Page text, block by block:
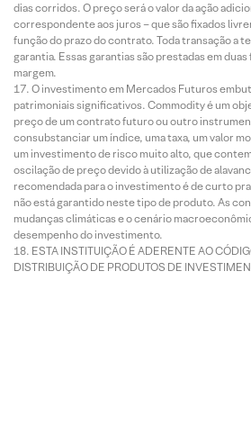
dias corridos. O preço será o valor da ação
correspondente aos juros – que são fixados
função do prazo do contrato. Toda transação a
garantia. Essas garantias são prestadas em
margem.
O investimento em Mercados Futuros
patrimoniais significativos. Commodity é um
preço de um contrato futuro ou outro
consubstanciar um índice, uma taxa, um valor
um investimento de risco muito alto, que
oscilação de preço devido à utilização de
recomendada para o investimento é de curto
não está garantido neste tipo de produto. As
mudanças climáticas e o cenário
desempenho do investimento.
ESTA INSTITUIÇÃO É ADERENTE AO
DISTRIBUIÇÃO DE PRODUTOS DE